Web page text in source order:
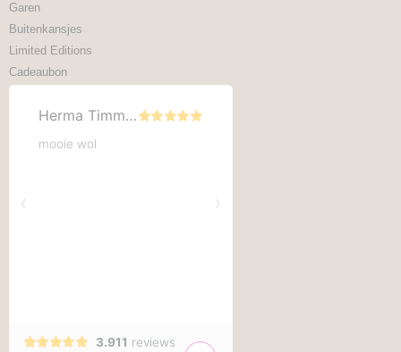
Garen
Buitenkansjes
Limited Editions
Cadeaubon